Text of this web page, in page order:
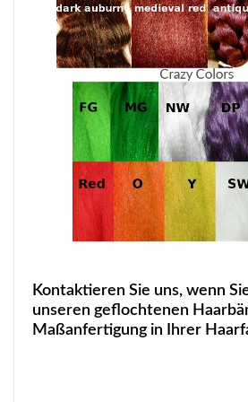
Kontaktieren Sie uns, wenn
unseren geflochtenen
Maßanfertigung in Ihrer